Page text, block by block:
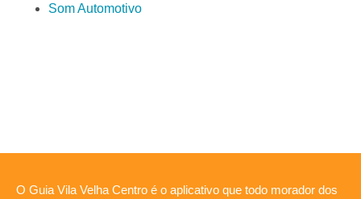
Som Automotivo
O Guia Vila Velha Centro é o aplicativo que todo morador dos